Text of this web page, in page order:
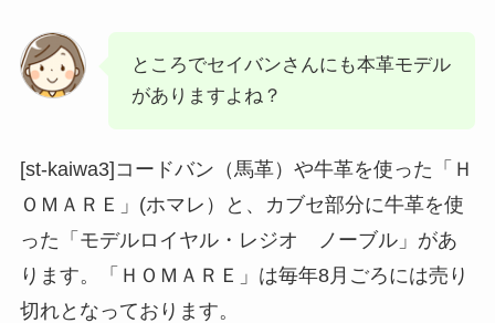
ところでセイバンさんにも本革モデル
がありますよね？
[st-kaiwa3]コードバン（馬革）や牛革を使った「Ｈ
ＯＭＡＲＥ」(ホマレ）と、カブセ部分に牛革を使
った「モデルロイヤル・レジオ ノーブル」があ
ります。「ＨＯＭＡＲＥ」は毎年8月ごろには売り
切れとなっております。